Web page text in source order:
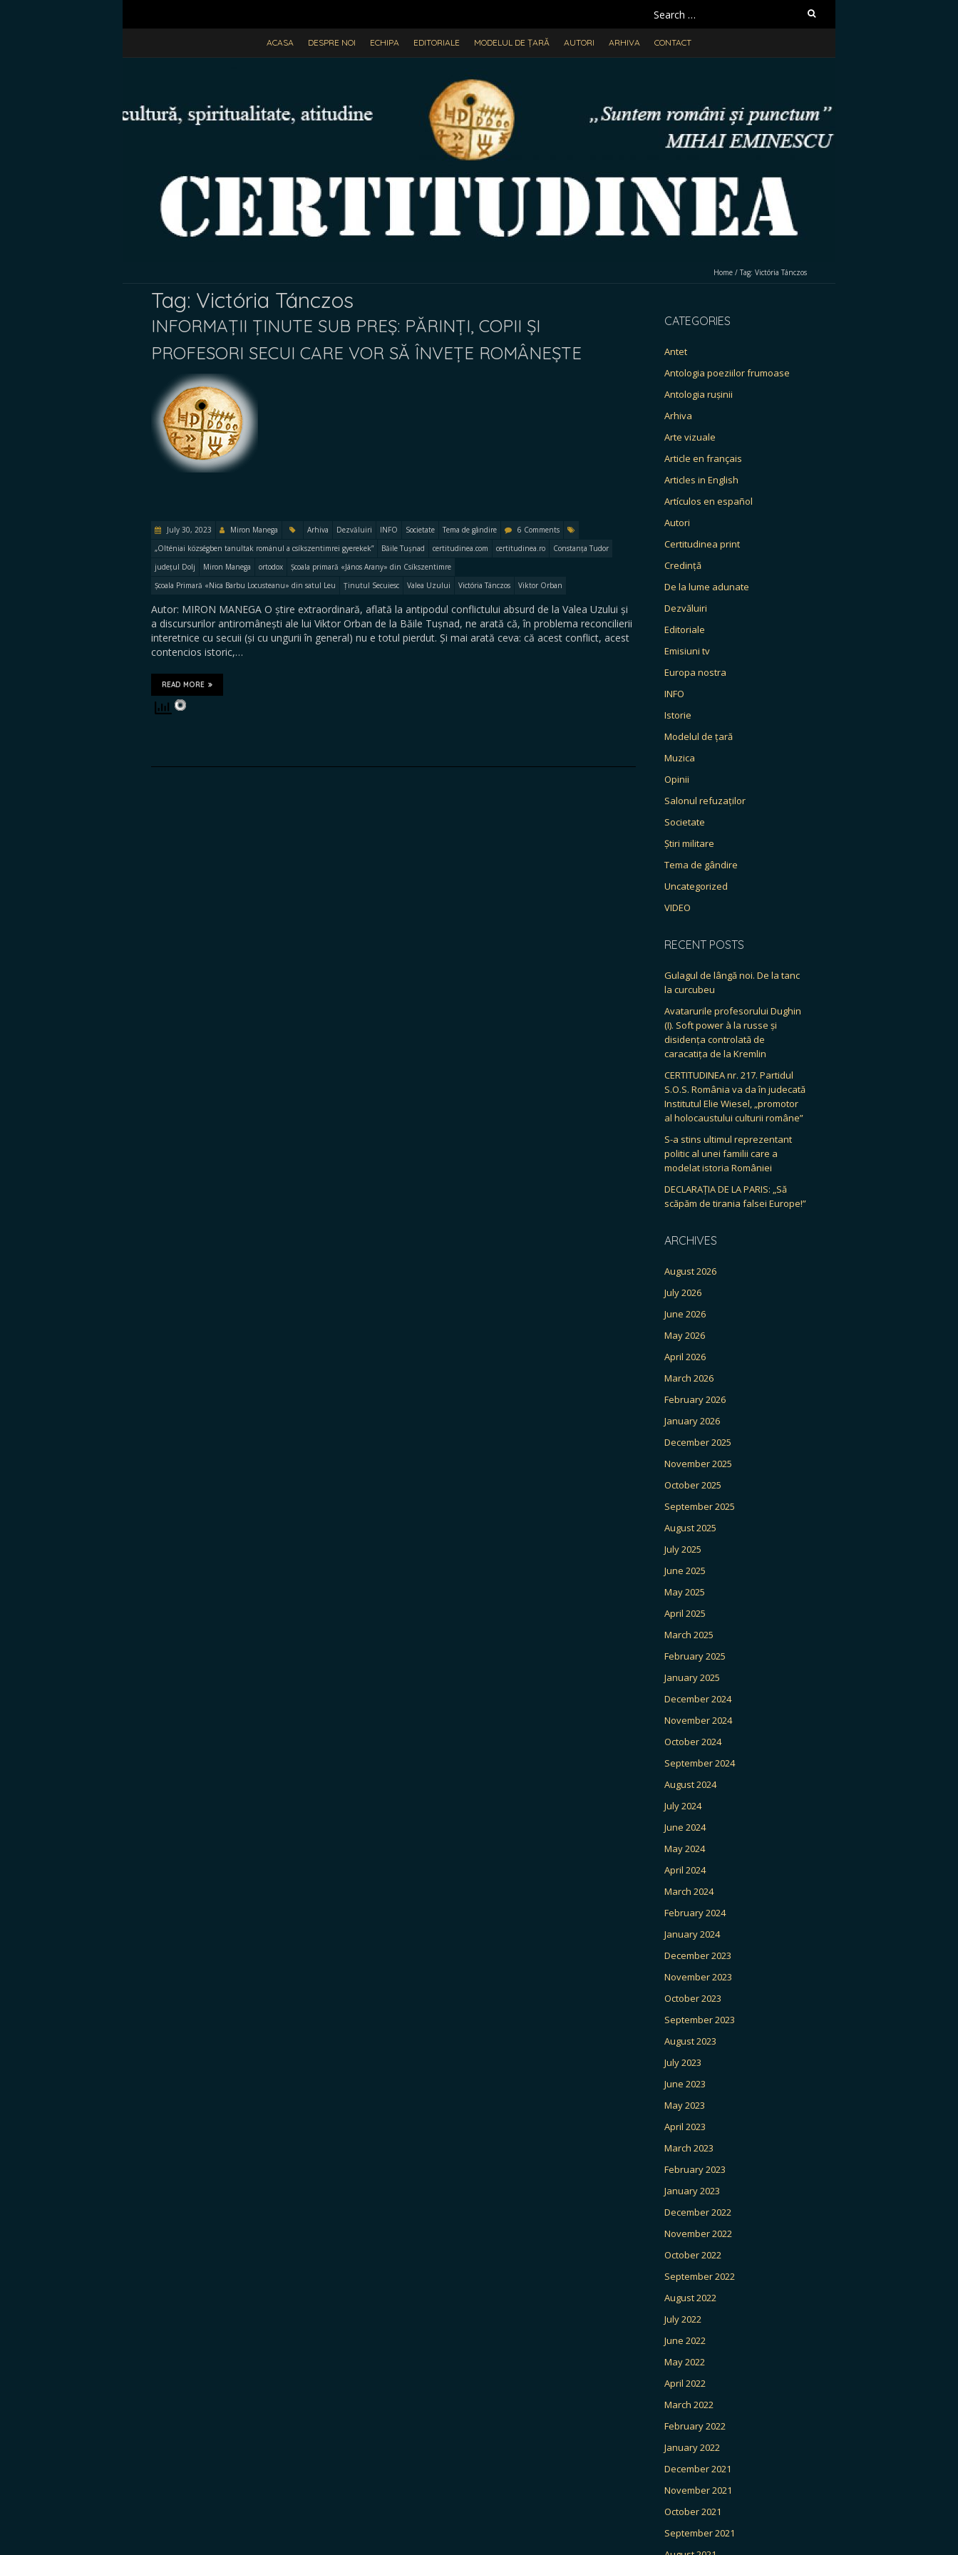
Search
for:
ACASA DESPRE NOI ECHIPA EDITORIALE MODELUL DE ȚARĂ AUTORI ARHIVA CONTACT
Home / Tag: Victória Tánczos
Tag: Victória Tánczos
INFORMAȚII ȚINUTE SUB PREȘ: PĂRINȚI, COPII ȘI
PROFESORI SECUI CARE VOR SĂ ÎNVEȚE ROMÂNEȘTE
July 30, 2023 Miron Manega Arhiva Dezvăluiri INFO Societate Tema de gândire
6 Comments
„Olténiai községben tanultak románul a csíkszentimrei gyerekek”
Băile Tușnad certitudinea.com certitudinea.ro
Constanța Tudor
județul Dolj
Miron Manega ortodox
Școala primară «János Arany» din Csíkszentimre
Școala Primară «Nica Barbu Locusteanu» din satul Leu
Ținutul Secuiesc Valea Uzului Victória Tánczos Viktor Orban
Autor: MIRON MANEGA O știre extraordinară, aflată la antipodul conflictului absurd de la Valea Uzului și
a discursurilor antiromânești ale lui Viktor Orban de la Băile Tușnad, ne arată că, în problema reconcilierii
interetnice cu secuii (și cu ungurii în general) nu e totul pierdut. Și mai arată ceva: că acest conflict, acest
contencios istoric,…
READ MORE
CATEGORIES
Antet
Antologia poeziilor frumoase
Antologia rușinii
Arhiva
Arte vizuale
Article en français
Articles in English
Artículos en español
Autori
Certitudinea print
Credință
De la lume adunate
Dezvăluiri
Editoriale
Emisiuni tv
Europa nostra
INFO
Istorie
Modelul de țară
Muzica
Opinii
Salonul refuzaților
Societate
Știri militare
Tema de gândire
Uncategorized
VIDEO
RECENT POSTS
Gulagul de lângă noi. De la tanc
la curcubeu
Avatarurile profesorului Dughin
(I). Soft power à la russe și
disidența controlată de
caracatița de la Kremlin
CERTITUDINEA nr. 217. Partidul
S.O.S. România va da în judecată
Institutul Elie Wiesel, „promotor
al holocaustului culturii române”
S-a stins ultimul reprezentant
politic al unei familii care a
modelat istoria României
DECLARAȚIA DE LA PARIS: „Să
scăpăm de tirania falsei Europe!”
ARCHIVES
August 2026
July 2026
June 2026
May 2026
April 2026
March 2026
February 2026
January 2026
December 2025
November 2025
October 2025
September 2025
August 2025
July 2025
June 2025
May 2025
April 2025
March 2025
February 2025
January 2025
December 2024
November 2024
October 2024
September 2024
August 2024
July 2024
June 2024
May 2024
April 2024
March 2024
February 2024
January 2024
December 2023
November 2023
October 2023
September 2023
August 2023
July 2023
June 2023
May 2023
April 2023
March 2023
February 2023
January 2023
December 2022
November 2022
October 2022
September 2022
August 2022
July 2022
June 2022
May 2022
April 2022
March 2022
February 2022
January 2022
December 2021
November 2021
October 2021
September 2021